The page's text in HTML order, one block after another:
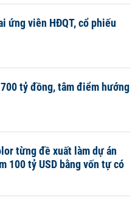
ứng viên HĐQT, cổ phiếu
tỷ đồng, tâm điểm hướng
từng đề xuất làm dự án
100 tỷ USD bằng vốn tự có